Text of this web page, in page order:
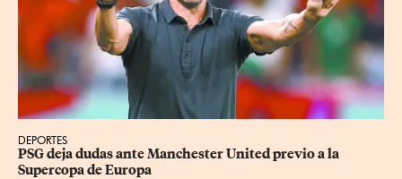
DEPORTES
PSG deja dudas ante Manchester United previo a la
Supercopa de Europa